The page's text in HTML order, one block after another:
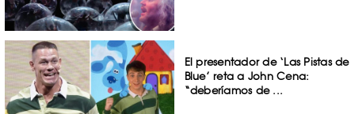
El presentador de ‘Las Pistas de
Blue’ reta a John Cena:
“deberíamos de ...